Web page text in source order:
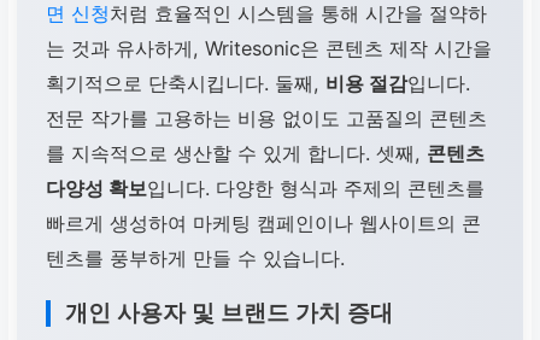
면 신청처럼 효율적인 시스템을 통해 시간을 절약하
는 것과 유사하게, Writesonic은 콘텐츠 제작 시간을
획기적으로 단축시킵니다. 둘째, 비용 절감입니다.
전문 작가를 고용하는 비용 없이도 고품질의 콘텐츠
를 지속적으로 생산할 수 있게 합니다. 셋째, 콘텐츠
다양성 확보입니다. 다양한 형식과 주제의 콘텐츠를
빠르게 생성하여 마케팅 캠페인이나 웹사이트의 콘
텐츠를 풍부하게 만들 수 있습니다.
개인 사용자 및 브랜드 가치 증대